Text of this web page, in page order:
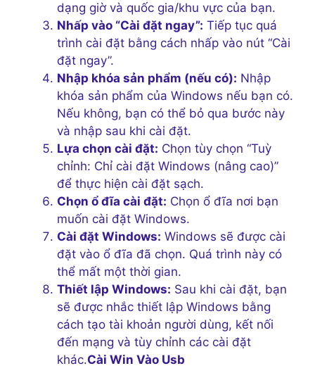
dạng giờ và quốc gia/khu vực của bạn.
Nhấp vào “Cài đặt ngay”: Tiếp tục quá
trình cài đặt bằng cách nhấp vào nút “Cài
đặt ngay”.
Nhập khóa sản phẩm (nếu có): Nhập
khóa sản phẩm của Windows nếu bạn có.
Nếu không, bạn có thể bỏ qua bước này
và nhập sau khi cài đặt.
Lựa chọn cài đặt: Chọn tùy chọn “Tuỳ
chỉnh: Chỉ cài đặt Windows (nâng cao)”
để thực hiện cài đặt sạch.
Chọn ổ đĩa cài đặt: Chọn ổ đĩa nơi bạn
muốn cài đặt Windows.
Cài đặt Windows: Windows sẽ được cài
đặt vào ổ đĩa đã chọn. Quá trình này có
thể mất một thời gian.
Thiết lập Windows: Sau khi cài đặt, bạn
sẽ được nhắc thiết lập Windows bằng
cách tạo tài khoản người dùng, kết nối
đến mạng và tùy chỉnh các cài đặt
khác.Cài Win Vào Usb